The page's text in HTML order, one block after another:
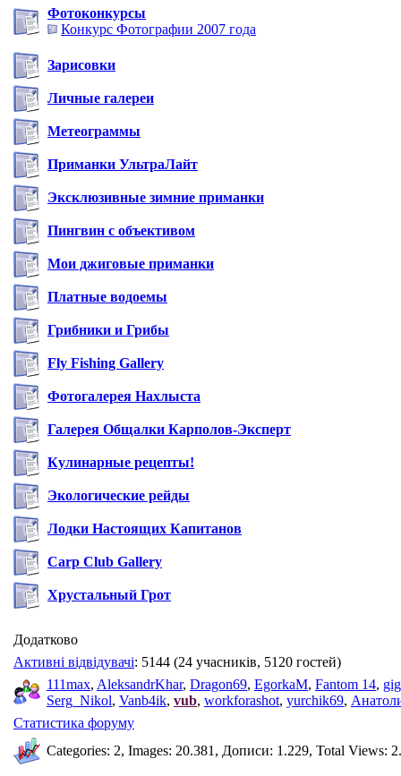
Фотоконкурсы
Конкурс Фотографии 2007 года
Зарисовки
Личные галереи
Метеограммы
Приманки УльтраЛайт
Эксклюзивные зимние приманки
Пингвин с объективом
Мои джиговые приманки
Платные водоемы
Грибники и Грибы
Fly Fishing Gallery
Фотогалерея Нахлыста
Галерея Общалки Карполов-Эксперт
Кулинарные рецепты!
Экологические рейды
Лодки Настоящих Капитанов
Carp Club Gallery
Хрустальный Грот
Додатково
Активні відвідувачі: 5144 (24 учасників, 5120 гостей)
111max, AleksandrKhar, Dragon69, EgorkaM, Fantom 14,
Serg_Nikol, Vanb4ik, vub, workforashot, yurchik69,
Статистика форуму
Categories: 2, Images: 20.381, Дописи: 1.229, Total Views: